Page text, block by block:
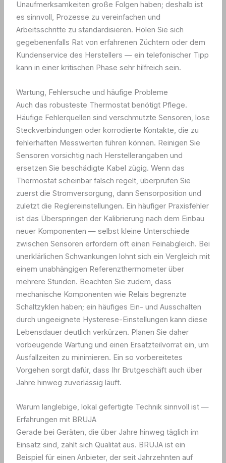
Unaufmerksamkeiten große Folgen haben; deshalb ist
es sinnvoll, Prozesse zu vereinfachen und
Arbeitsschritte zu standardisieren. Holen Sie sich
gegebenenfalls Rat von erfahrenen Züchtern oder dem
Kundenservice des Herstellers — ein telefonischer Tipp
kann in einer kritischen Phase sehr hilfreich sein.
Wartung, Fehlersuche und häufige Probleme
Auch das robusteste Thermostat benötigt Pflege.
Häufige Fehlerquellen sind verschmutzte Sensoren, lose
Steckverbindungen oder korrodierte Kontakte, die zu
fehlerhaften Messwerten führen können. Reinigen Sie
Sensoren vorsichtig nach Herstellerangaben und
ersetzen Sie beschädigte Kabel zügig. Wenn das
Thermostat scheinbar falsch regelt, überprüfen Sie
zuerst die Stromversorgung, dann Sensorposition und
zuletzt die Reglereinstellungen. Ein häufiger Praxisfehler
ist das Überspringen der Kalibrierung nach dem Einbau
neuer Komponenten — selbst kleine Unterschiede
zwischen Sensoren erfordern oft einen Feinabgleich. Bei
unerklärlichen Schwankungen lohnt sich ein Vergleich mit
einem unabhängigen Referenzthermometer über
mehrere Stunden. Beachten Sie zudem, dass
mechanische Komponenten wie Relais begrenzte
Schaltzyklen haben; ein häufiges Ein- und Ausschalten
durch ungeeignete Hysterese-Einstellungen kann diese
Lebensdauer deutlich verkürzen. Planen Sie daher
vorbeugende Wartung und einen Ersatzteilvorrat ein, um
Ausfallzeiten zu minimieren. Ein so vorbereitetes
Vorgehen sorgt dafür, dass Ihr Brutgeschäft auch über
Jahre hinweg zuverlässig läuft.
Warum langlebige, lokal gefertigte Technik sinnvoll ist —
Erfahrungen mit BRUJA
Gerade bei Geräten, die über Jahre hinweg täglich im
Einsatz sind, zahlt sich Qualität aus. BRUJA ist ein
Beispiel für einen Anbieter, der seit Jahrzehnten auf